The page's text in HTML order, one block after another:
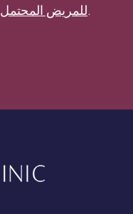
للمريض المحتمل.